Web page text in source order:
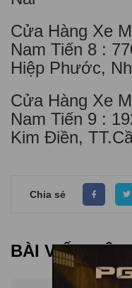
Cửa Hàng Xe
Nam Tiến 8 :
Hiệp Phước,
Cửa Hàng Xe
Nam Tiến 9 :
Kim Điền,
Chia sẻ
BÀI VIẾT LIÊN